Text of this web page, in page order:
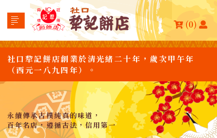
(0)
社口犂記餅店創業於清光緒二十年，歲次甲午年
（西元一八九四年）。
永續傳承古樸純真的味道，
百年名店，遵循古法，信用第一